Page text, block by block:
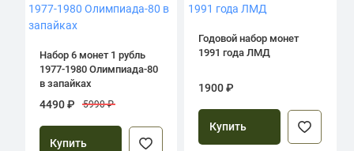
Набор 6 монет 1 рубль
1977-1980 Олимпиада-80
в запайках
4490 ₽ 5990 ₽
Купить
Годовой набор монет
1991 года ЛМД
1900 ₽
Купить